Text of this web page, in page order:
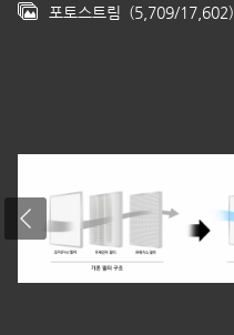
포토스트림 (5,709/17,602)